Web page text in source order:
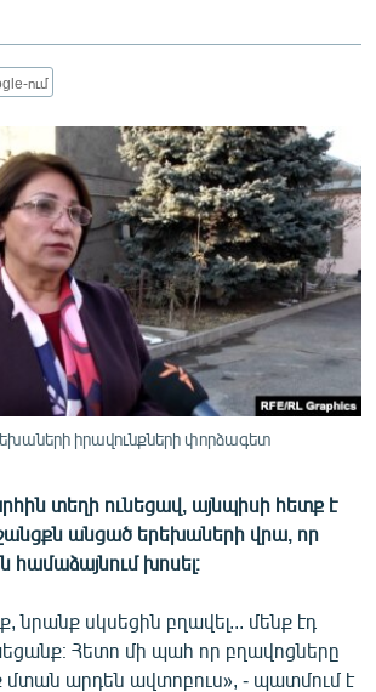
ում
իրավունքների փորձագետ
տեղի ունեցավ, այնպիսի հետք է
անցած երեխաների վրա, որ
համաձայնում խոսել։
նրանք սկսեցին բղավել... մենք էդ
Հետո մի պահ որ բղավոցները
արդեն ավտոբուս», - պատմում է